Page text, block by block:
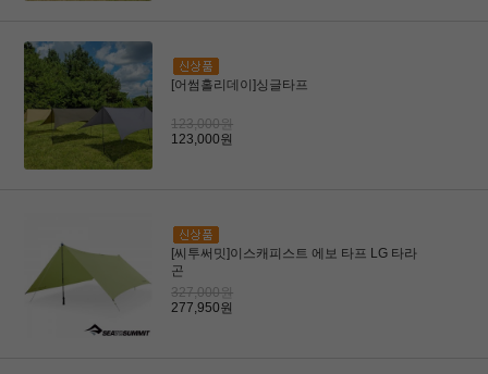
[어썸홀리데이]싱글타프
123,000원
123,000원
[씨투써밋]이스캐피스트 에보 타프 LG 타라
곤
327,000원
277,950원